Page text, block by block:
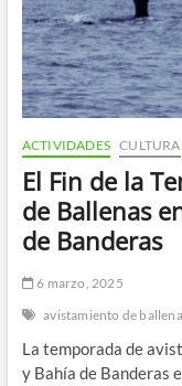
Vallarta
ACTIVIDADES CULTURA
El Fin de la
de Ballenas
de Banderas
6 marzo, 2025
avistamiento de
La temporada de
y Bahía de Banderas